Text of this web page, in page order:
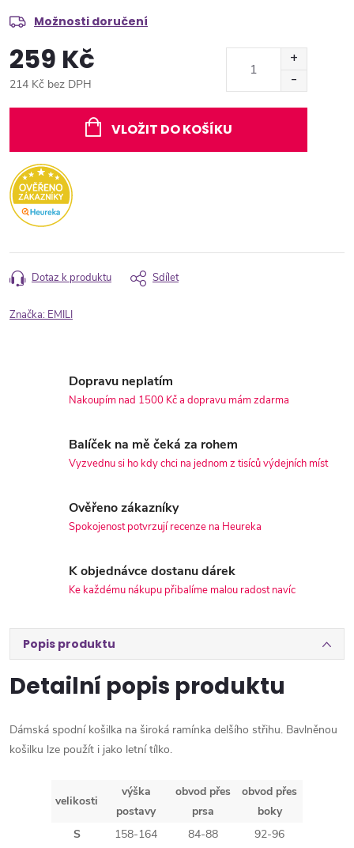
Možnosti doručení
259 Kč
214 Kč bez DPH
VLOŽIT DO KOŠÍKU
Dotaz k produktu Sdílet
Značka: EMILI
Dopravu neplatím
Nakoupím nad 1500 Kč a dopravu mám zdarma
Balíček na mě čeká za rohem
Vyzvednu si ho kdy chci na jednom z tisíců výdejních míst
Ověřeno zákazníky
Spokojenost potvrzují recenze na Heureka
K objednávce dostanu dárek
Ke každému nákupu přibalíme malou radost navíc
Popis produktu
Detailní popis produktu
Dámská spodní košilka na široká ramínka delšího střihu. Bavlněnou
košilku lze použít i jako letní tílko.
velikosti
výška
postavy
obvod přes
prsa
obvod přes
boky
S
158-164 84-88
92-96